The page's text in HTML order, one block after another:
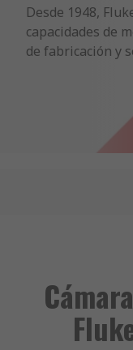
Desde 1948,
capacidades de
de fabricación y